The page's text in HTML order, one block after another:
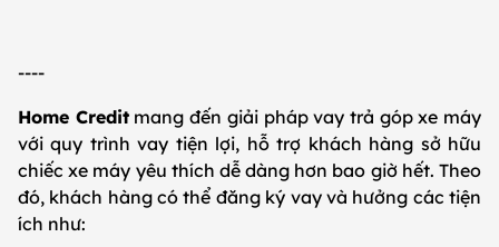
----
Home Creditmang đến giải pháp vay trả góp xe máy
với quy trình vay tiện lợi, hỗ trợ khách hàng sở hữu
chiếc xe máy yêu thích dễ dàng hơn bao giờ hết. Theo
đó, khách hàng có thể đăng ký vay và hưởng các tiện
ích như: